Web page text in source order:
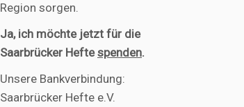
Region sorgen.
Ja, ich möchte jetzt für die
Saarbrücker Heftespenden.
Unsere Bankverbindung:
Saarbrücker Hefte e.V.